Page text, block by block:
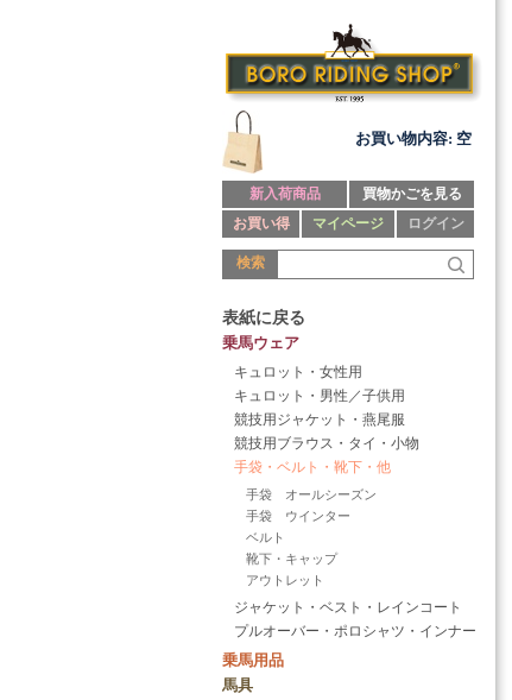
お買い物内容: 空
新入荷商品
買物かごを見る
お買い得
マイページ ログイン
検索
表紙に戻る
乗馬ウェア
キュロット・女性用
キュロット・男性／子供用
競技用ジャケット・燕尾服
競技用ブラウス・タイ・小物
手袋・ベルト・靴下・他
手袋 オールシーズン
手袋 ウインター
ベルト
靴下・キャップ
アウトレット
ジャケット・ベスト・レインコート
プルオーバー・ポロシャツ・インナー
乗馬用品
馬具